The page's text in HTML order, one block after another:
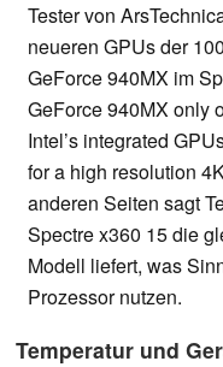
Tester von
neueren GPUs der
GeForce 940MX im
GeForce 940MX only
Intel’s integrated
for a high resolution
anderen Seiten sagt
Spectre x360 15 die
Modell liefert, was
Prozessor nutzen.
Temperatur und